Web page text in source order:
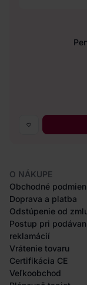
O NÁKUPE
Obchodné
Doprava a platba
Odstúpenie od
Postup pri
reklamácií
Vrátenie tovaru
Certifikácia CE
Veľkoobchod